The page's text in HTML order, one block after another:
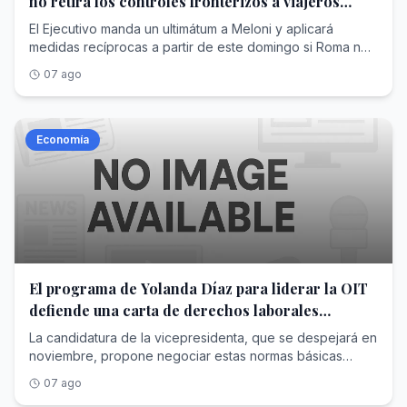
mejor calidad de vida para millones de seres humanos
que practican nuestro querido deporte.En consecuencia,
en virtud de la proximidad del próximo Congreso de la
bajo su liderazgo , a fin de poder continuar desarrollando
un futbol mejor y, aun, más inclusivo».
procedentes de España
El Ejecutivo manda un ultimátum a Meloni y aplicará
medidas recíprocas a partir de este domingo si Roma no
07 ago
Economía
El programa de Yolanda Díaz para liderar la OIT
defiende una carta de derechos laborales
mínimos para todos los países
La candidatura de la vicepresidenta, que se despejará en
noviembre, propone negociar estas normas básicas
y trabajadores
07 ago